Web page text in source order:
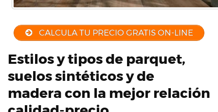
CALCULA TU PRECIO GRATIS ON-LINE
Estilos y tipos de parquet,
suelos sintéticos y de
madera con la mejor relación